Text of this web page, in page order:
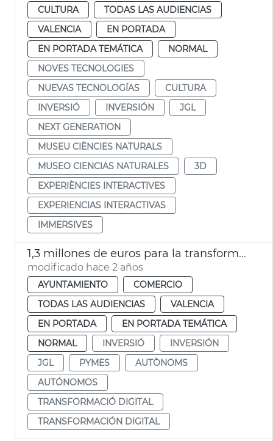
CULTURA
TODAS LAS AUDIENCIAS
VALENCIA
EN PORTADA
EN PORTADA TEMÁTICA
NORMAL
NOVES TECNOLOGIES
NUEVAS TECNOLOGÍAS
CULTURA
INVERSIÓ
INVERSIÓN
JGL
NEXT GENERATION
MUSEU CIÈNCIES NATURALS
MUSEO CIENCIAS NATURALES
3D
EXPERIÈNCIES INTERACTIVES
EXPERIENCIAS INTERACTIVAS
IMMERSIVES
1,3 millones de euros para la transformación digital Pymes y autónomos
modificado hace 2 años
AYUNTAMIENTO
COMERCIO
TODAS LAS AUDIENCIAS
VALENCIA
EN PORTADA
EN PORTADA TEMÁTICA
NORMAL
INVERSIÓ
INVERSIÓN
JGL
PYMES
AUTÒNOMS
AUTÓNOMOS
TRANSFORMACIÓ DIGITAL
TRANSFORMACIÓN DIGITAL